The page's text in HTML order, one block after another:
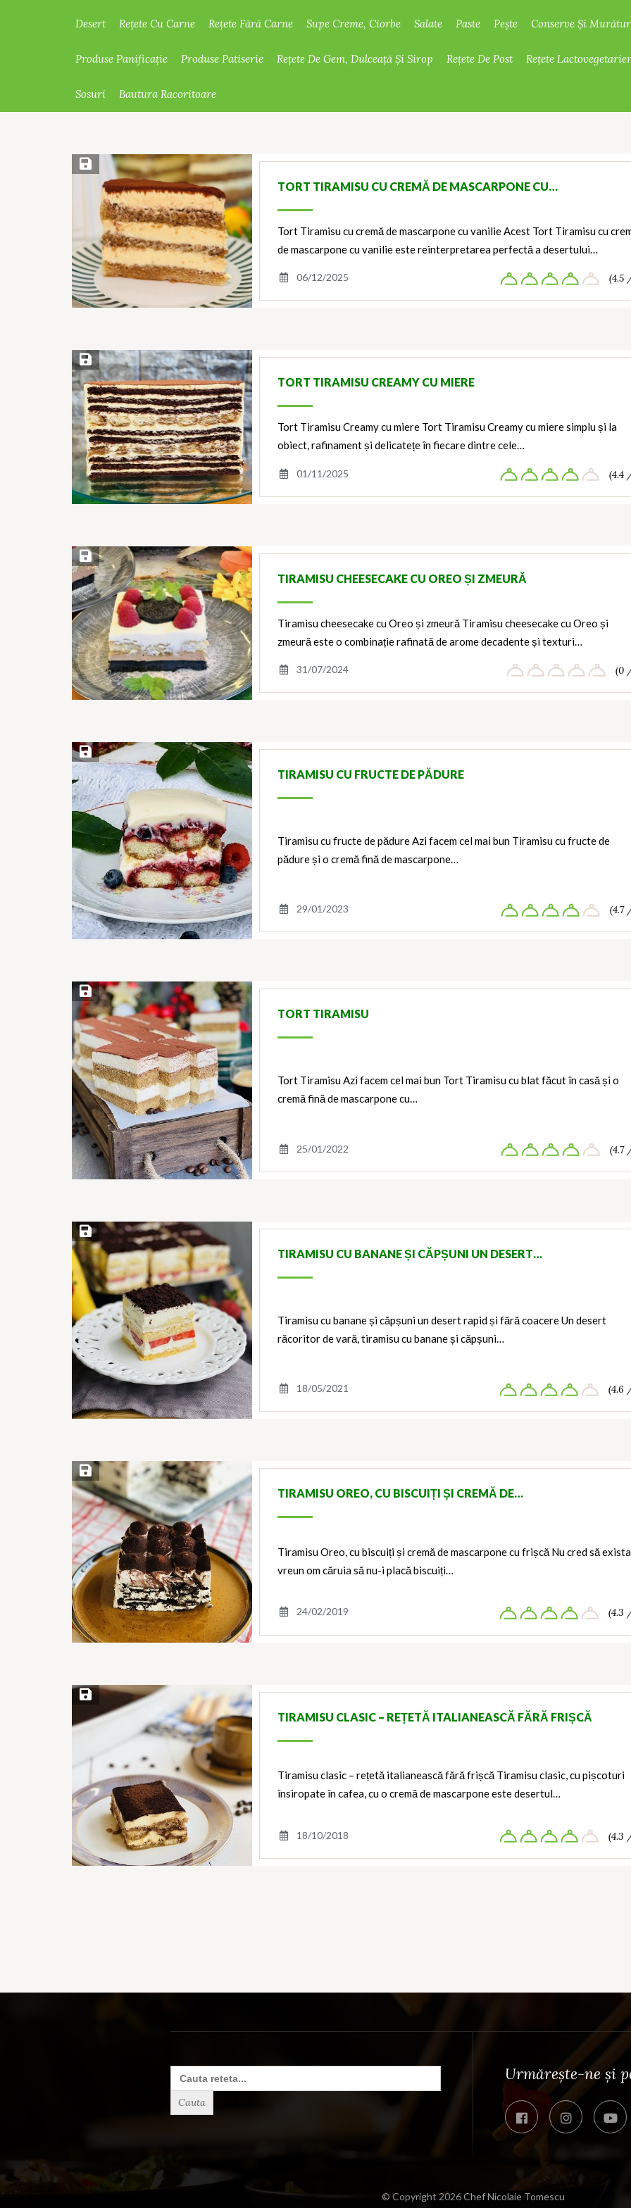
Desert Rețete Cu Carne Rețete Fără Carne Supe Creme, Ciorbe Salate Paste Pește Conserve Și
Produse Panificație Produse Patiserie Rețete De Gem, Dulceață Și Sirop Rețete De Post Rețete
Sosuri Bautura Racoritoare
Save Recipe
TORT TIRAMISU CU CREMĂ DE MASCARPONE CU…
Tort Tiramisu cu cremă de mascarpone cu vanilie Acest Tort Tiramisu cu
de mascarpone cu vanilie este reinterpretarea perfectă a desertului…
06/12/2025 (4.5
Save Recipe
TORT TIRAMISU CREAMY CU MIERE
Tort Tiramisu Creamy cu miere Tort Tiramisu Creamy cu miere simplu și la
obiect, rafinament și delicatețe în fiecare dintre cele…
01/11/2025 (4.4
Save Recipe
TIRAMISU CHEESECAKE CU OREO ȘI ZMEURĂ
Tiramisu cheesecake cu Oreo și zmeură Tiramisu cheesecake cu Oreo și
zmeură este o combinație rafinată de arome decadente și texturi…
31/07/2024 (0
Save Recipe
TIRAMISU CU FRUCTE DE PĂDURE
Tiramisu cu fructe de pădure Azi facem cel mai bun Tiramisu cu fructe de
pădure și o cremă fină de mascarpone…
29/01/2023 (4.7
Save Recipe
TORT TIRAMISU
Tort Tiramisu Azi facem cel mai bun Tort Tiramisu cu blat făcut în casă și o
cremă fină de mascarpone cu…
25/01/2022 (4.7
Save Recipe
TIRAMISU CU BANANE ȘI CĂPȘUNI UN DESERT…
Tiramisu cu banane și căpșuni un desert rapid și fără coacere Un desert
răcoritor de vară, tiramisu cu banane și căpșuni…
18/05/2021 (4.6
Save Recipe
TIRAMISU OREO, CU BISCUIȚI ȘI CREMĂ DE…
Tiramisu Oreo, cu biscuiți și cremă de mascarpone cu frișcă Nu cred să exista
vreun om căruia să nu-i placă biscuiți…
24/02/2019 (4.3
Save Recipe
TIRAMISU CLASIC – REȚETĂ ITALIANEASCĂ FĂRĂ FRIȘCĂ
Tiramisu clasic – rețetă italianească fără frișcă Tiramisu clasic, cu pișcoturi
însiropate în cafea, cu o cremă de mascarpone este desertul…
18/10/2018 (4.3
Search
for:
Urmărește-ne și
© Copyright 2026Chef Nicolaie Tomescu